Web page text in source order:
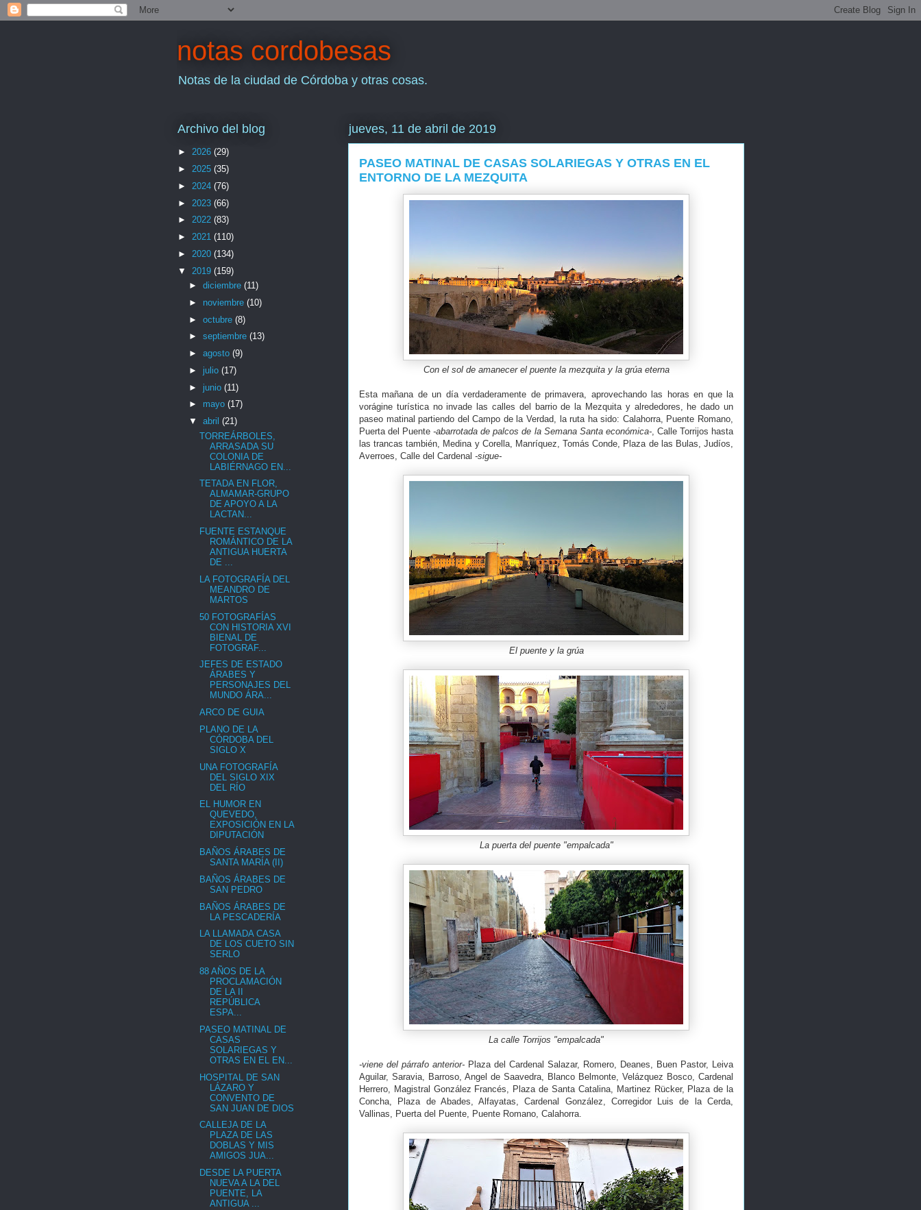
notas cordobesas
Notas de la ciudad de Córdoba y otras cosas.
jueves, 11 de abril de 2019
PASEO MATINAL DE CASAS SOLARIEGAS Y OTRAS EN EL
ENTORNO DE LA MEZQUITA
Con el sol de amanecer el puente la mezquita y la grúa eterna
Esta mañana de un día verdaderamente de primavera, aprovechando las horas en que la
vorágine turística no invade las calles del barrio de la Mezquita y alrededores, he dado un
paseo matinal partiendo del Campo de la Verdad, la ruta ha sido: Calahorra, Puente Romano,
Puerta del Puente-abarrotada de palcos de la Semana Santa económica-, Calle Torrijos hasta
las trancas también, Medina y Corella, Manríquez, Tomás Conde, Plaza de las Bulas, Judíos,
Averroes, Calle del Cardenal -sigue-
El puente y la grúa
La puerta del puente "empalcada"
La calle Torrijos "empalcada"
-viene del párrafo anterior- Plaza del Cardenal Salazar, Romero, Deanes, Buen Pastor, Leiva
Aguilar, Saravia, Barroso, Angel de Saavedra, Blanco Belmonte, Velázquez Bosco, Cardenal
Herrero, Magistral González Francés, Plaza de Santa Catalina, Martinez Rücker, Plaza de la
Concha, Plaza de Abades, Alfayatas, Cardenal González, Corregidor Luis de la Cerda,
Vallinas, Puerta del Puente, Puente Romano, Calahorra.
Archivo del blog
► 2026 (29)
► 2025 (35)
► 2024 (76)
► 2023 (66)
► 2022 (83)
► 2021 (110)
► 2020 (134)
▼ 2019 (159)
► diciembre (11)
► noviembre (10)
► octubre (8)
► septiembre (13)
► agosto (9)
► julio (17)
► junio (11)
► mayo (17)
▼ abril (21)
TORREÁRBOLES,
ARRASADA SU
COLONIA DE
LABIÉRNAGO EN...
TETADA EN FLOR,
ALMAMAR-GRUPO
DE APOYO A LA
LACTAN...
FUENTE ESTANQUE
ROMÁNTICO DE LA
ANTIGUA HUERTA
DE ...
LA FOTOGRAFÍA DEL
MEANDRO DE
MARTOS
50 FOTOGRAFÍAS
CON HISTORIA XVI
BIENAL DE
FOTOGRAF...
JEFES DE ESTADO
ÁRABES Y
PERSONAJES DEL
MUNDO ÁRA...
ARCO DE GUIA
PLANO DE LA
CÓRDOBA DEL
SIGLO X
UNA FOTOGRAFÍA
DEL SIGLO XIX
DEL RÍO
EL HUMOR EN
QUEVEDO,
EXPOSICIÓN EN LA
DIPUTACIÓN
BAÑOS ÁRABES DE
SANTA MARÍA (II)
BAÑOS ÁRABES DE
SAN PEDRO
BAÑOS ÁRABES DE
LA PESCADERÍA
LA LLAMADA CASA
DE LOS CUETO SIN
SERLO
88 AÑOS DE LA
PROCLAMACIÓN
DE LA II
REPÚBLICA
ESPA...
PASEO MATINAL DE
CASAS
SOLARIEGAS Y
OTRAS EN EL EN...
HOSPITAL DE SAN
LÁZARO Y
CONVENTO DE
SAN JUAN DE DIOS
CALLEJA DE LA
PLAZA DE LAS
DOBLAS Y MIS
AMIGOS JUA...
DESDE LA PUERTA
NUEVA A LA DEL
PUENTE, LA
ANTIGUA ...